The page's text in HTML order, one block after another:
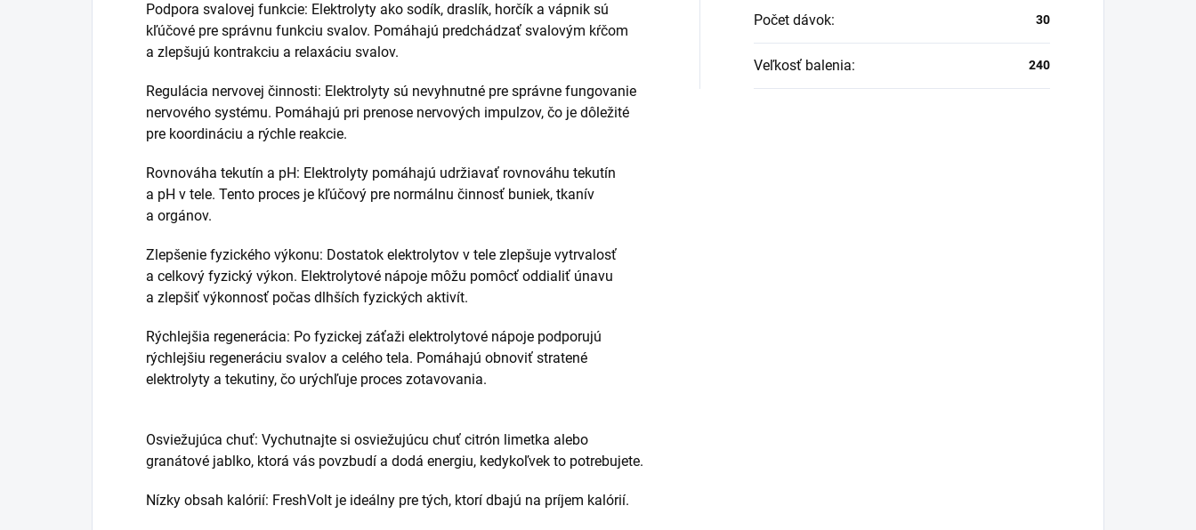
Podpora svalovej funkcie: Elektrolyty ako sodík, draslík, horčík a vápnik sú
kľúčové pre správnu funkciu svalov. Pomáhajú predchádzať svalovým kŕčom
a zlepšujú kontrakciu a relaxáciu svalov.
Regulácia nervovej činnosti: Elektrolyty sú nevyhnutné pre správne fungovanie
nervového systému. Pomáhajú pri prenose nervových impulzov, čo je dôležité
pre koordináciu a rýchle reakcie.
Rovnováha tekutín a pH: Elektrolyty pomáhajú udržiavať rovnováhu tekutín
a pH v tele. Tento proces je kľúčový pre normálnu činnosť buniek, tkanív
a orgánov.
Zlepšenie fyzického výkonu: Dostatok elektrolytov v tele zlepšuje vytrvalosť
a celkový fyzický výkon. Elektrolytové nápoje môžu pomôcť oddialiť únavu
a zlepšiť výkonnosť počas dlhších fyzických aktivít.
Rýchlejšia regenerácia: Po fyzickej záťaži elektrolytové nápoje podporujú
rýchlejšiu regeneráciu svalov a celého tela. Pomáhajú obnoviť stratené
elektrolyty a tekutiny, čo urýchľuje proces zotavovania.
Osviežujúca chuť: Vychutnajte si osviežujúcu chuť citrón limetka alebo
granátové jablko, ktorá vás povzbudí a dodá energiu, kedykoľvek to potrebujete.
Nízky obsah kalórií: FreshVolt je ideálny pre tých, ktorí dbajú na príjem kalórií.
Počet dávok: 30
Veľkosť balenia: 240